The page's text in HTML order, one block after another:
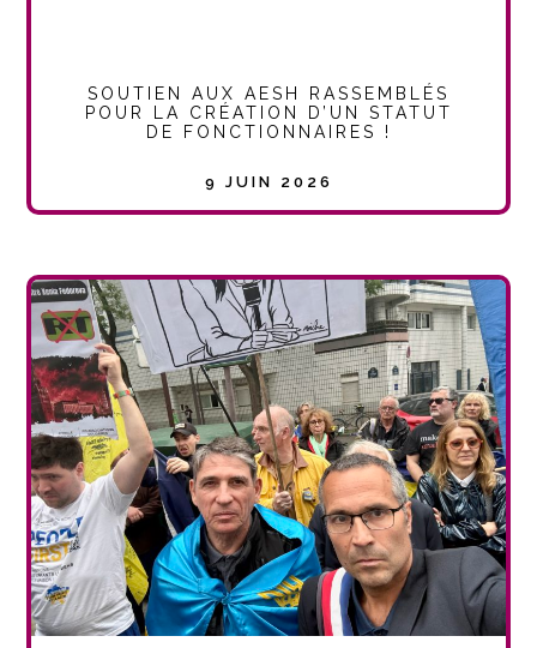
SOUTIEN AUX AESH RASSEMBLÉS
POUR LA CRÉATION D’UN STATUT
DE FONCTIONNAIRES !
9 JUIN 2026